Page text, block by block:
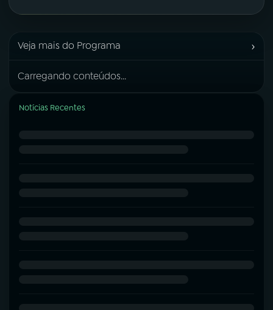
Veja mais do Programa ›
Carregando conteúdos...
Notícias Recentes